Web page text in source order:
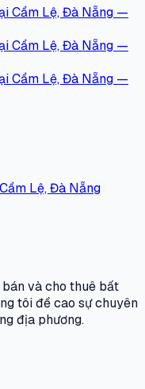
Lệ, Đà Nẵng
và cho thuê bất
tôi đề cao sự chuyên
địa phương.